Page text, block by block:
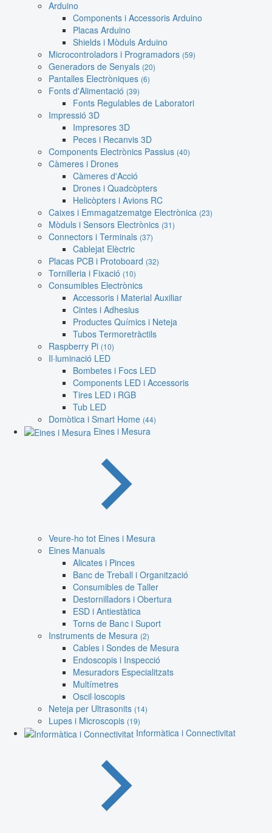
Arduino
Components i Accessoris Arduino
Placas Arduino
Shields i Mòduls Arduino
Microcontroladors i Programadors (59)
Generadors de Senyals (20)
Pantalles Electròniques (6)
Fonts d'Alimentació (39)
Fonts Regulables de Laboratori
Impressió 3D
Impresores 3D
Peces i Recanvis 3D
Components Electrònics Passius (40)
Càmeres i Drones
Càmeres d'Acció
Drones i Quadcòpters
Helicòpters i Avions RC
Caixes i Emmagatzematge Electrònica (23)
Mòduls i Sensors Electrònics (31)
Connectors i Terminals (37)
Cablejat Elèctric
Placas PCB i Protoboard (32)
Tornilleria i Fixació (10)
Consumibles Electrònics
Accessoris i Material Auxiliar
Cintes i Adhesius
Productes Químics i Neteja
Tubos Termoretràctils
Raspberry Pi (10)
Il·luminació LED
Bombetes i Focs LED
Components LED i Accessoris
Tires LED i RGB
Tub LED
Domòtica i Smart Home (44)
Eines i Mesura
Veure-ho tot Eines i Mesura
Eines Manuals
Alicates i Pinces
Banc de Treball i Organització
Consumibles de Taller
Destornilladors i Obertura
ESD i Antiestàtica
Torns de Banc i Suport
Instruments de Mesura (2)
Cables i Sondes de Mesura
Endoscopis i Inspecció
Mesuradors Especialitzats
Multímetres
Oscil·loscopis
Neteja per Ultrasonits (14)
Lupes i Microscopis (19)
Informàtica i Connectivitat